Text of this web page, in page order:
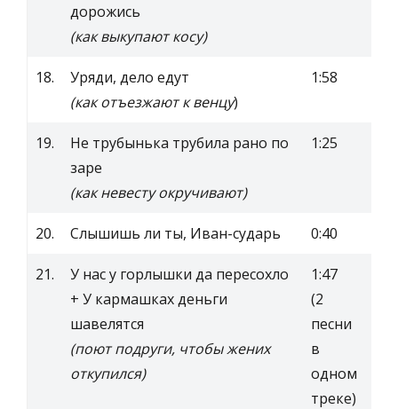
дорожись
(как выкупают косу)
18.
Уряди, дело едут
(как отъезжают к венцу)
1:58
19.
Не трубынька трубила рано по
заре
(как невесту окручивают)
1:25
20. Слышишь ли ты, Иван-сударь 0:40
21.
У нас у горлышки да пересохло
+ У кармашках деньги
шавелятся
(поют подруги, чтобы жених
откупился)
1:47
(2
песни
в
одном
треке)